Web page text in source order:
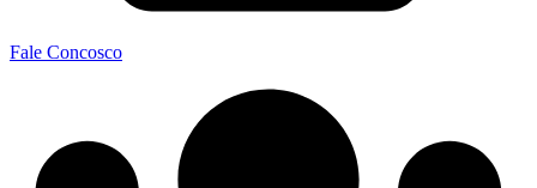
Fale Concosco